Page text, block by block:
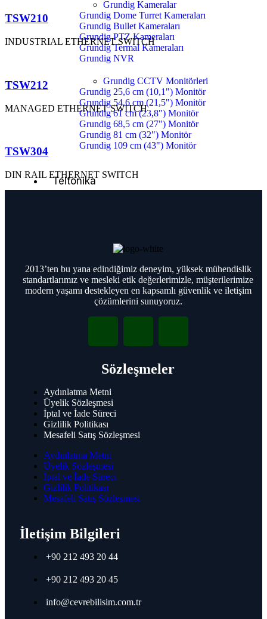
Grundig Kameralar
Grundig Dome Turret Kameraları
Grundig Bullet Kameraları
Grundig PTZ Kameraları
Grundig Termal Kameraları
Grundig NVR
Grundig CCTV Monitörleri
Grundig 25,6 cm (10,1") Monitör
Grundig 54,6 cm (21,5") Monitör
Grundig 61 cm (23,8") Monitör
Grundig 68,5 cm (27") Monitör
Grundig 81 cm (32") Monitör
Grundig 109 cm (43") Monitör
Teltonika
Teltonika 8 Port Switch
Teltonika 24 Port Switch
Teltonika Access Points
Teltonika Wi-Fi 4 Access Points
Teltonika Wi-Fi 5 Access Points
Canovate Dikili Tip Rack Kabinetler
Canovate Güç Dağıtım Üniteleri
Canovate Dış Ortam Kabin Çözümleri
Canovate Aksesuarları
Yapısal Kablolama
Canovate Fiber Kablolama
Canovate Bakır Kablolama
Fiber Füzyon ve OTDR
Fiber Optik Ölçüm ve Raporlama OTDR
Fiber Optik Planlama ve Altyapı
Canovate Dikili Tip Rack Kabinetler
Canovate Güç Dağıtım Üniteleri
TSW210
INDUSTRIAL ETHERNET SWITCH
TSW212
MANAGED ETHERNET SWITCH
TSW304
DIN RAIL ETHERNET SWITCH
2013’ten bu yana edindiğimiz deneyim, yüksek mühendislik
standartlarımız ve mesleki etik değerlerimizle, müşterilerimize
modern yaşamı destekleyen en kapsamlı güvenlik ve iletişim
çözümlerini sunuyoruz.
Sözleşmeler
Aydınlatma Metni
Üyelik Sözleşmesi
İptal ve İade Süreci
Gizlilik Politikası
Mesafeli Satış Sözleşmesi
Aydınlatma Metni
Üyelik Sözleşmesi
İptal ve İade Süreci
Gizlilik Politikası
Mesafeli Satış Sözleşmesi
İletişim Bilgileri
+90 212 493 20 44
+90 212 493 20 45
info@cevrebilisim.com.tr